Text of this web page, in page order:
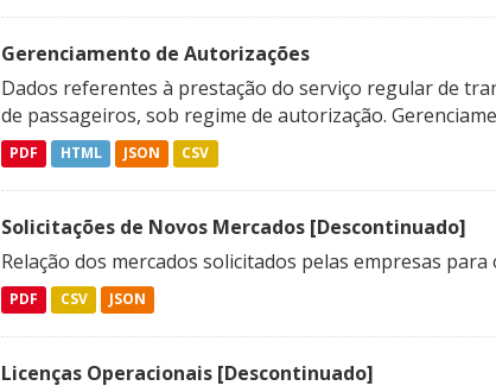
Gerenciamento de Autorizações
Dados referentes à prestação do serviço regular de
de passageiros, sob regime de autorização.
PDF HTML JSON CSV
Solicitações de Novos Mercados [Descontinuado]
Relação dos mercados solicitados pelas empresas
PDF CSV JSON
Licenças Operacionais [Descontinuado]